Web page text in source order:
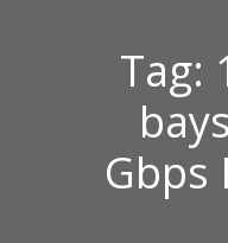
Tag:
Gbps